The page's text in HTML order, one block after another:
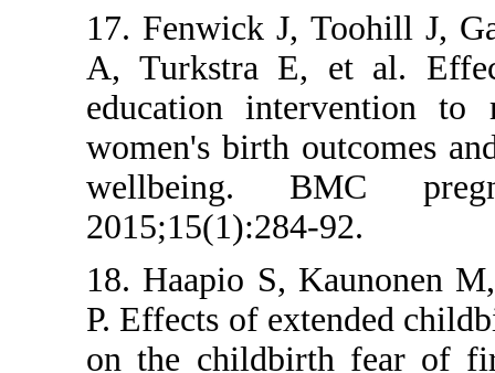
17. Fenwick
A, Turkstra
education
women's birth
wellbeing.
18. Haapio S,
P. Effects of
on the